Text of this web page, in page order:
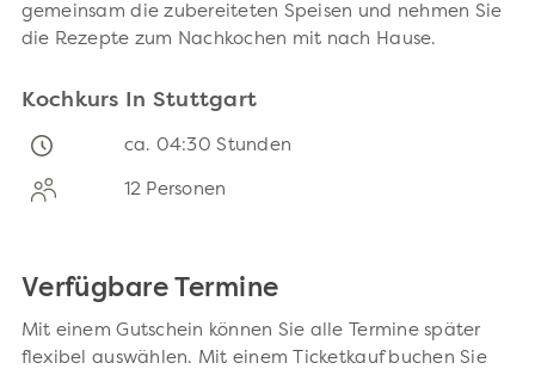
gemeinsam die zubereiteten Speisen und nehmen Sie
die Rezepte zum Nachkochen mit nach Hause.
Kochkurs In Stuttgart
ca. 04:30 Stunden
12 Personen
Verfügbare Termine
Mit einem Gutschein können Sie alle Termine später
flexibel auswählen. Mit einem Ticketkauf buchen Sie